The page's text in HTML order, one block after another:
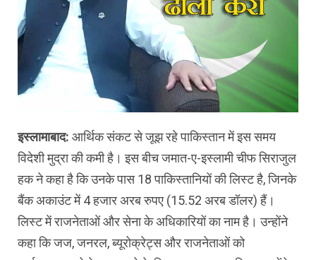
इस्लामाबाद: आर्थिक संकट से जूझ रहे पाकिस्तान में इस समय
विदेशी मुद्रा की कमी है। इस बीच जमात-ए-इस्लामी चीफ सिराजुल
हक ने कहा है कि उनके पास 18 पाकिस्तानियों की लिस्ट है, जिनके
बैंक अकाउंट में 4 हजार अरब रुपए (15.52 अरब डॉलर) हैं।
लिस्ट में राजनेताओं और सेना के अधिकारियों का नाम है। उन्होंने
कहा कि जज, जनरल, ब्यूरोक्रेट्स और राजनेताओं को